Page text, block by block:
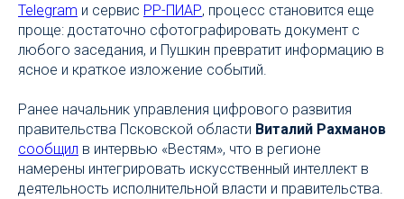
Telegram и сервис РР-ПИАР, процесс становится еще
проще: достаточно сфотографировать документ с
любого заседания, и Пушкин превратит информацию в
ясное и краткое изложение событий.
Ранее начальник управления цифрового развития
правительства Псковской области Виталий Рахманов
сообщил в интервью «Вестям», что в регионе
намерены интегрировать искусственный интеллект в
деятельность исполнительной власти и правительства.